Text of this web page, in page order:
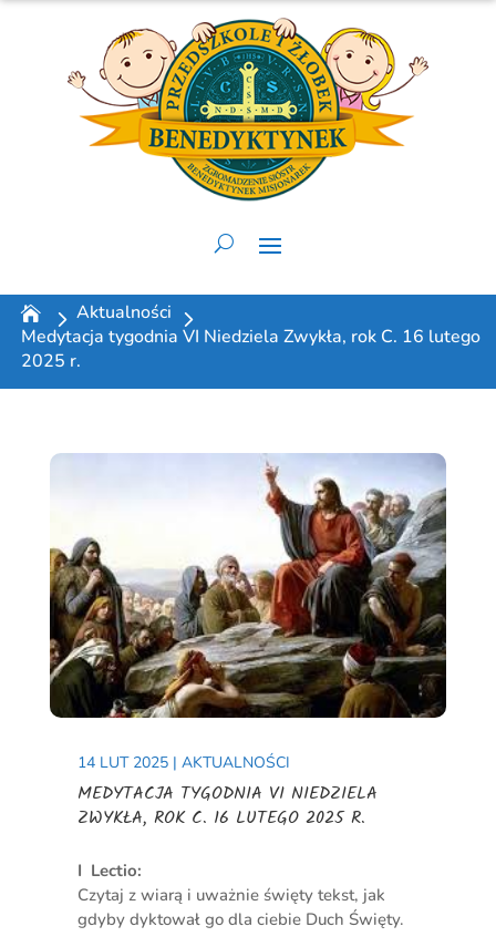
Aktualności
Medytacja tygodnia VI Niedziela Zwykła, rok C. 16 lutego
2025 r.
14 LUT 2025| AKTUALNOŚCI
MEDYTACJA TYGODNIA VI NIEDZIELA
ZWYKŁA, ROK C. 16 LUTEGO 2025 R.
I Lectio:
Czytaj z wiarą i uważnie święty tekst, jak
gdyby dyktował go dla ciebie Duch Święty.